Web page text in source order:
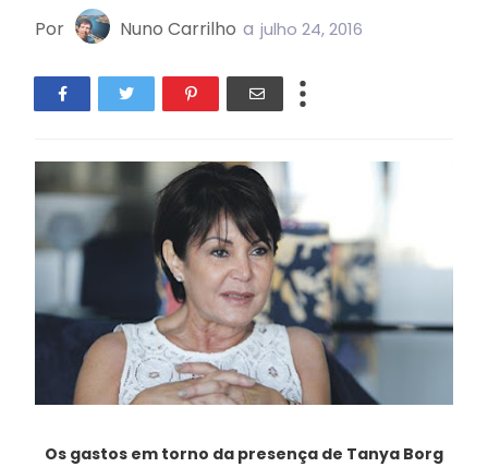
Por Nuno Carrilho a julho 24, 2016
Os gastos em torno da presença de Tanya Borg